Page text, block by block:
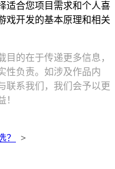
适合您项目需求和个人喜
戏开发的基本原理和相关
目的在于传递更多信息，
性负责。如涉及作品内
联系我们，我们会予以更
！
？ >